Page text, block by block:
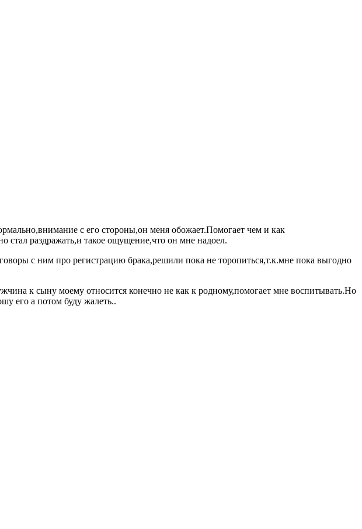
с его стороны,он меня обожает.Помогает чем и как
стал раздражать,и такое ощущение,что он мне надоел.
с ним про регистрацию брака,решили пока не торопиться,т.к.мне пока выгодно
к сыну моему относится конечно не как к родному,помогает мне воспитывать.Но
его а потом буду жалеть..